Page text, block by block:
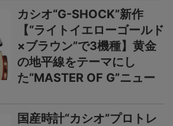
カシオ“G-SHOCK”新作
【“ライトイエローゴールド
×ブラウン”で3機種】黄金
の地平線をテーマにし
た“MASTER OF G”ニュー
国産時計“カシオ”プロトレ